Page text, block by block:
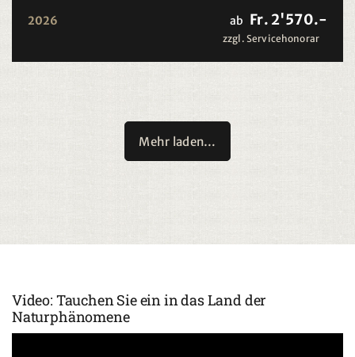
2026 ab Fr. 2'570.-
zzgl. Servicehonorar
Mehr laden…
Video: Tauchen Sie ein in das Land der
Naturphänomene